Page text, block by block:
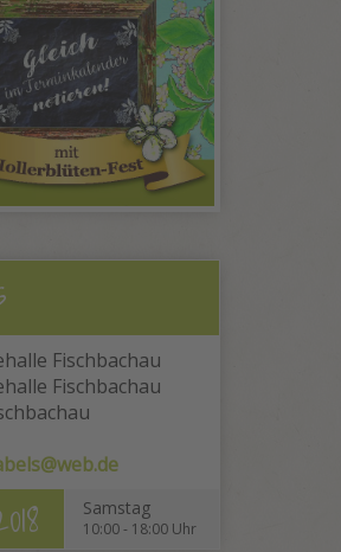
Fischbachau
Fischbachau
Samstag
10:00 - 18:00 Uhr